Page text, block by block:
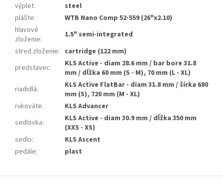
výplet:
steel
plášte:
WTB Nano Comp 52-559 (26"x2.10)
hlavové
zloženie:
1.5" semi-integrated
stred.zloženie: cartridge (122 mm)
predstavec:
KLS Active - diam 28.6 mm / bar bore 31.8
mm / dĺžka 60 mm (S - M), 70 mm (L - XL)
riadidlá:
KLS Active FlatBar - diam 31.8 mm / šírka 680
mm (S), 720 mm (M - XL)
rukoväte:
KLS Advancer
sedlovka:
KLS Active - diam 30.9 mm / dĺžka 350 mm
(XXS - XS)
sedlo:
KLS Ascent
pedále: plast